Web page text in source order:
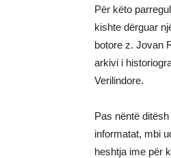
Për këto
kishte dërguar
botore z. Jovan
arkivi i
Verilindore.
Pas nëntë
informatat, mbi
heshtja ime për